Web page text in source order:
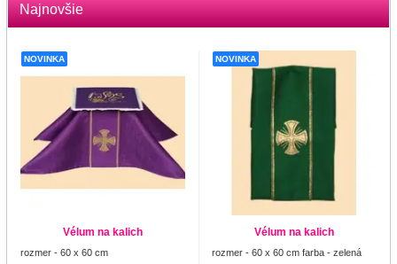
Najnovšie
NOVINKA
Vélum na kalich
rozmer - 60 x 60 cm
NOVINKA
Vélum na kalich
rozmer - 60 x 60 cm farba - zelená